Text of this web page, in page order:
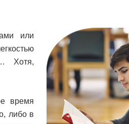
или
Хотя,
время
либо в